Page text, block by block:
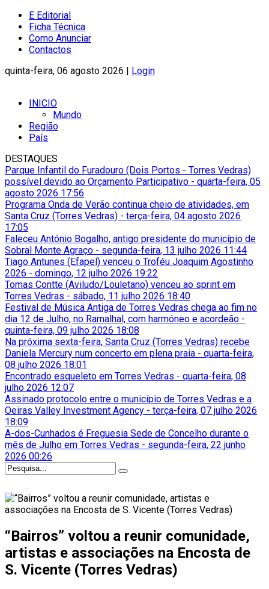
E Editorial
Ficha Técnica
Como Anunciar
Contactos
quinta-feira, 06 agosto 2026 | Login
INICIO
Mundo
Região
País
DESTAQUES
Parque Infantil do Furadouro (Dois Portos - Torres Vedras)
possível devido ao Orçamento Participativo - quarta-feira, 05
agosto 2026 17:56
Programa Onda de Verão continua cheio de atividades, em
Santa Cruz (Torres Vedras) - terça-feira, 04 agosto 2026
17:05
Faleceu António Bogalho, antigo presidente do município de
Sobral Monte Agraço - segunda-feira, 13 julho 2026 11:44
Tiago Antunes (Efapel) venceu o Troféu Joaquim Agostinho
2026 - domingo, 12 julho 2026 19:22
Tomas Contte (Aviludo/Louletano) venceu ao sprint em
Torres Vedras - sábado, 11 julho 2026 18:40
Festival de Música Antiga de Torres Vedras chega ao fim no
dia 12 de Julho, no Ramalhal, com harmóneo e acordeão -
quinta-feira, 09 julho 2026 18:08
Na próxima sexta-feira, Santa Cruz (Torres Vedras) recebe
Daniela Mercury num concerto em plena praia - quarta-feira,
08 julho 2026 18:01
Encontrado esqueleto em Torres Vedras - quarta-feira, 08
julho 2026 12:07
Assinado protocolo entre o município de Torres Vedras e a
Oeiras Valley Investment Agency - terça-feira, 07 julho 2026
18:09
A-dos-Cunhados é Freguesia Sede de Concelho durante o
mês de Julho em Torres Vedras - segunda-feira, 22 junho
2026 00:26
“Bairros” voltou a reunir comunidade,
artistas e associações na Encosta de
S. Vicente (Torres Vedras)